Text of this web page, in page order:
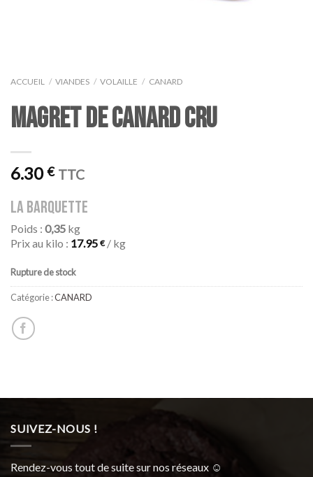
ACCUEIL / VIANDES / VOLAILLE / CANARD
MAGRET DE CANARD CRU
6.30€ TTC
la barquette
Poids : 0,35 kg
Prix au kilo : 17.95 €/ kg
Rupture de stock
Catégorie :CANARD
SUIVEZ-NOUS !
Rendez-vous tout de suite sur nos réseaux ☺︎